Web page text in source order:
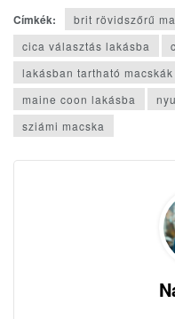
Címkék: brit rövidszőrű
cica választás lakásba
lakásban tartható macskák
maine coon lakásba
sziámi macska